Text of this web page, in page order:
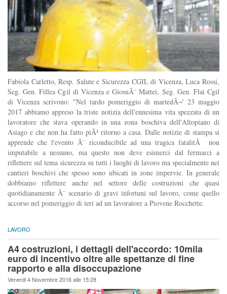
Fabiola Carletto, Resp. Salute e Sicurezza CGIL di Vicenza, Luca Rossi,
Seg. Gen. Fillea Cgil di Vicenza e GiosuÃ¨ Mattei, Seg. Gen. Flai Cgil
di Vicenza scrivono: "Nel tardo pomeriggio di martedÃ¬' 23 maggio
2017 abbiamo appreso la triste notizia dell'ennesima vita spezzata di un
lavoratore che stava operando in una zona boschiva dell'Altopiano di
Asiago e che non ha fatto piÃ¹ ritorno a casa. Dalle notizie di stampa si
apprende che l'evento Ã¨ riconducibile ad una tragica fatalitÃ non
imputabile a nessuno, ma questo non deve esimerci dal fermarci a
riflettere sul tema sicurezza su tutti i luoghi di lavoro ma specialmente nei
cantieri boschivi che spesso sono ubicati in zone impervie. In generale
dobbiamo riflettere anche nel settore delle costruzioni che quasi
quotidianamente Ã¨ scenario di gravi infortuni sul lavoro, come quello
accorso nel pomeriggio di ieri ad un lavoratore a Piovene Rocchette.
LAVORO
A4 costruzioni, i dettagli dell'accordo: 10mila
euro di incentivo oltre alle spettanze di fine
rapporto e alla disoccupazione
Venerdi 4 Novembre 2016 alle 15:28